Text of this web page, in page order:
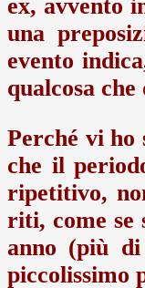
ex, avvento
una
evento
qualcosa
Perché vi ho
che il
ripetitivo,
riti, come se
anno (più
piccolissimo